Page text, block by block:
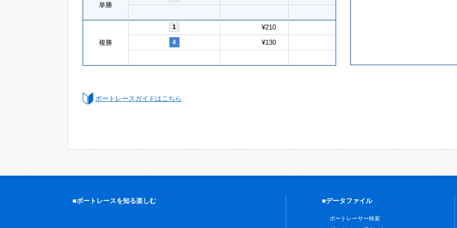
単勝
複勝
1 ¥210
4 ¥130
ボートレースガイドはこちら
■ボートレースを知る楽しむ ■データファイル
ボートレーサー検索